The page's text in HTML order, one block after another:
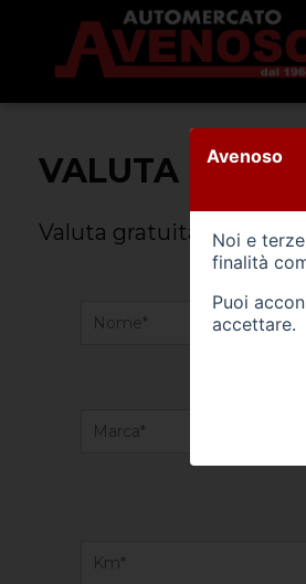
VALUTA IL TUO
Valuta gratuitamente il
Avenoso
Noi e
finalità
Puoi
accettare.